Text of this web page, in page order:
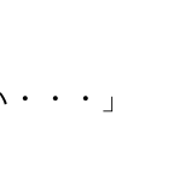
・・」